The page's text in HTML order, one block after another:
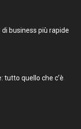
business più rapide
tutto quello che c’è